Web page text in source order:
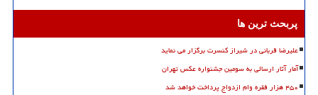
پربحث ترین ها
علیرضا قربانی در شیراز کنسرت برگزار می نماید
آمار آثار ارسالی به سومین جشنواره عکس تهران
۴۵۰ هزار فقره وام ازدواج پرداخت خواهد شد